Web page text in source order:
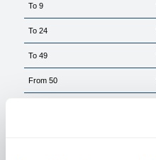
To9
To24
To49
From50